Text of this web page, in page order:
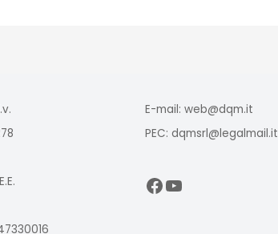
E-mail: web@dqm.it
PEC: dqmsrl@legalmail.it
Facebook
YouTube